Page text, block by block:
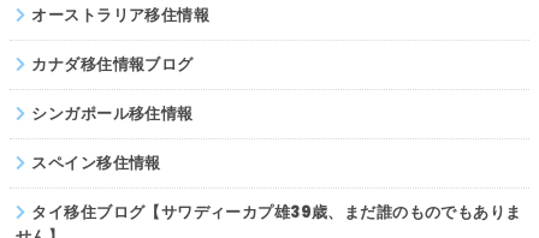
オーストラリア移住情報
カナダ移住情報ブログ
シンガポール移住情報
スペイン移住情報
タイ移住ブログ【サワディーカプ雄39歳、まだ誰のものでもありま